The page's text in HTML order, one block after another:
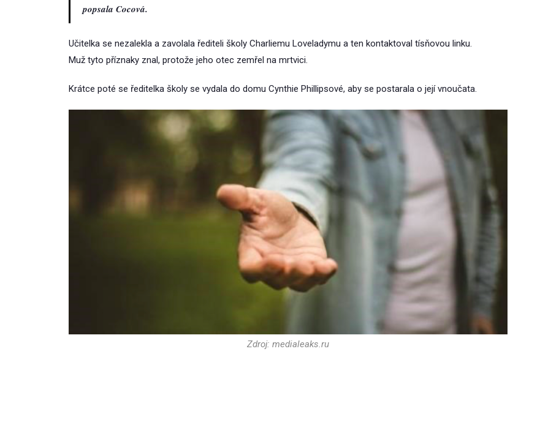
popsala Cocová.
Učitelka se nezalekla a zavolala řediteli školy Charliemu Loveladymu a ten kontaktoval tísňovou linku.
Muž tyto příznaky znal, protože jeho otec zemřel na mrtvici.
Krátce poté se ředitelka školy se vydala do domu Cynthie Phillipsové, aby se postarala o její vnoučata.
Zdroj: medialeaks.ru